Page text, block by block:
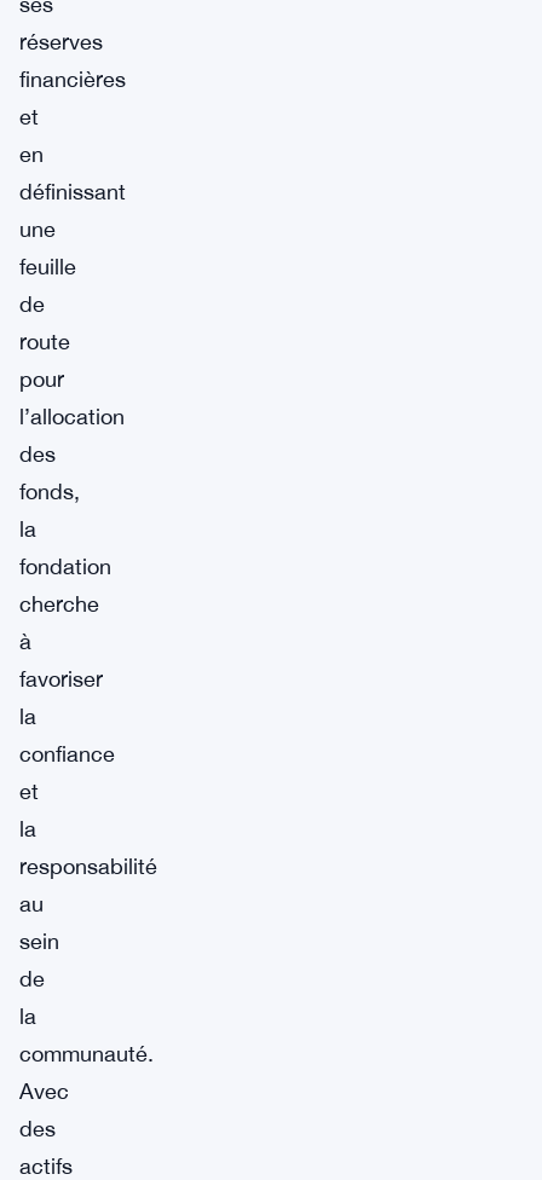
réserves
financières
et
en
définissant
une
feuille
de
route
pour
l’allocation
des
fonds,
la
fondation
cherche
à
favoriser
la
confiance
et
la
responsabilité
au
sein
de
la
communauté.
Avec
des
actifs